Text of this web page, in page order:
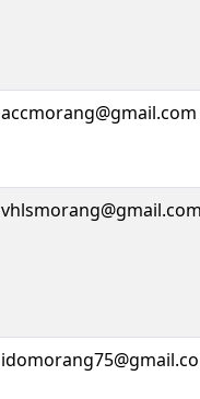
accmorang@gmail.com